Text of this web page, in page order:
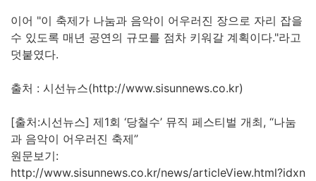
이어 "이 축제가 나눔과 음악이 어우러진 장으로 자리 잡을
수 있도록 매년 공연의 규모를 점차 키워갈 계획이다."라고
덧붙였다.
출처 : 시선뉴스(http://www.sisunnews.co.kr)
[출처:시선뉴스] 제1회 ‘당철수’ 뮤직 페스티벌 개최, “나눔
과 음악이 어우러진 축제”
원문보기:
http://www.sisunnews.co.kr/news/articleView.html?idxn